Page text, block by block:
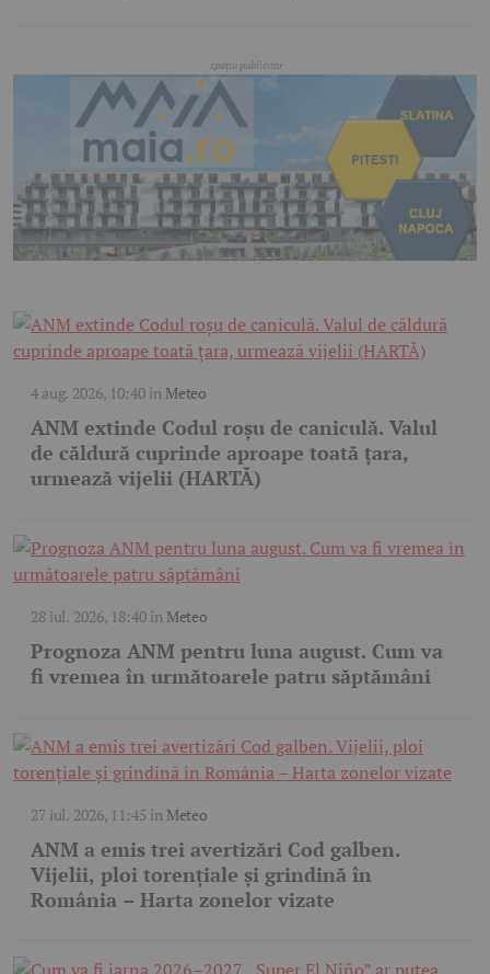
4 aug. 2026, 10:40în Meteo
ANM extinde Codul roșu de caniculă. Valul
de căldură cuprinde aproape toată țara,
urmează vijelii (HARTĂ)
28 iul. 2026, 18:40în Meteo
Prognoza ANM pentru luna august. Cum va
fi vremea în următoarele patru săptămâni
27 iul. 2026, 11:45 în Meteo
ANM a emis trei avertizări Cod galben.
Vijelii, ploi torențiale și grindină în
România – Harta zonelor vizate